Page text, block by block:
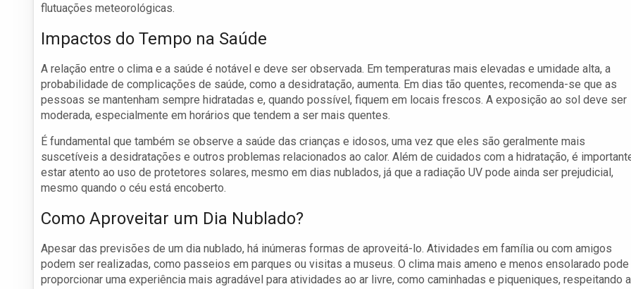
flutuações meteorológicas.
Impactos do Tempo na Saúde
A relação entre o clima e a saúde é notável e deve ser observada. Em temperaturas mais elevadas e umidade alta, a
probabilidade de complicações de saúde, como a desidratação, aumenta. Em dias tão quentes, recomenda-se que as
pessoas se mantenham sempre hidratadas e, quando possível, fiquem em locais frescos. A exposição ao sol deve ser
moderada, especialmente em horários que tendem a ser mais quentes.
É fundamental que também se observe a saúde das crianças e idosos, uma vez que eles são geralmente mais
suscetíveis a desidratações e outros problemas relacionados ao calor. Além de cuidados com a hidratação, é
estar atento ao uso de protetores solares, mesmo em dias nublados, já que a radiação UV pode ainda ser prejudicial,
mesmo quando o céu está encoberto.
Como Aproveitar um Dia Nublado?
Apesar das previsões de um dia nublado, há inúmeras formas de aproveitá-lo. Atividades em família ou com amigos
podem ser realizadas, como passeios em parques ou visitas a museus. O clima mais ameno e menos ensolarado pode
proporcionar uma experiência mais agradável para atividades ao ar livre, como caminhadas e piqueniques, respeitando a